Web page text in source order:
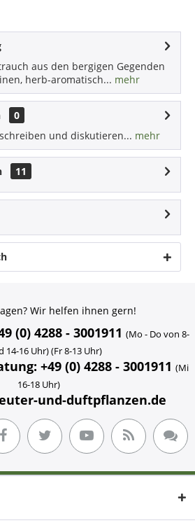
aus den bergigen Gegenden
herb-aromatisch... mehr
0
und diskutieren... mehr
11
Wir helfen ihnen gern!
(0) 4288 - 3001911 (Mo - Do von 8-
14-16 Uhr) (Fr 8-13 Uhr)
+49 (0) 4288 - 3001911 (Mi
16-18 Uhr)
und-duftpflanzen.de